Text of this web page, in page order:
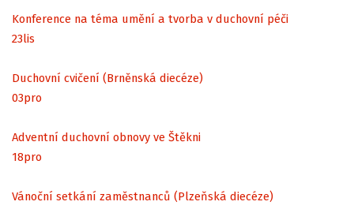
Konference na téma umění a tvorba v duchovní péči
23lis
Duchovní cvičení (Brněnská diecéze)
03pro
Adventní duchovní obnovy ve Štěkni
18pro
Vánoční setkání zaměstnanců (Plzeňská diecéze)